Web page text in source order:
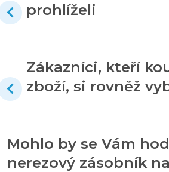
prohlíželi
Zákazníci, kteří
zboží, si rovněž
Mohlo by se Vám
nerezový zásobník